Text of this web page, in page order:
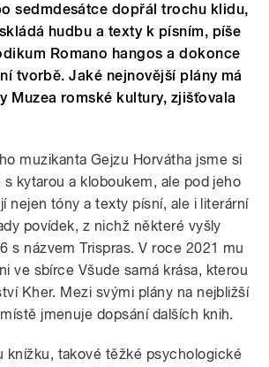
sedmdesátce dopřál trochu klidu,
hudbu a texty k písním, píše
Romano hangos a dokonce
tvorbě. Jaké nejnovější plány má
Muzea romské kultury, zjišťovala
muzikanta Gejzu Horvátha jsme si
kytarou a kloboukem, ale pod jeho
nejen tóny a texty písní, ale i literární
povídek, z nichž některé vyšly
s názvem Trispras. V roce 2021 mu
ve sbírce Všude samá krása, kterou
Kher. Mezi svými plány na nejbližší
jmenuje dopsání dalších knih.
knížku, takové těžké psychologické